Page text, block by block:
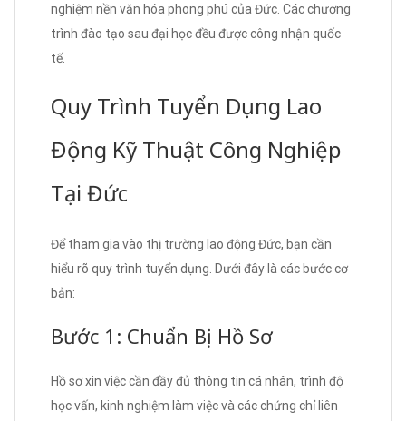
nghiệm nền văn hóa phong phú của Đức. Các chương
trình đào tạo sau đại học đều được công nhận quốc
tế.
Quy Trình Tuyển Dụng Lao
Động Kỹ Thuật Công Nghiệp
Tại Đức
Để tham gia vào thị trường lao động Đức, bạn cần
hiểu rõ quy trình tuyển dụng. Dưới đây là các bước cơ
bản:
Bước 1: Chuẩn Bị Hồ Sơ
Hồ sơ xin việc cần đầy đủ thông tin cá nhân, trình độ
học vấn, kinh nghiệm làm việc và các chứng chỉ liên